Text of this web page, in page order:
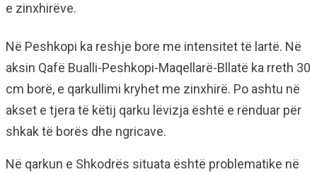
e zinxhirëve.
Në Peshkopi ka reshje bore me intensitet të lartë. Në
aksin Qafë Bualli-Peshkopi-Maqellarë-Bllatë ka rreth 30
cm borë, e qarkullimi kryhet me zinxhirë. Po ashtu në
akset e tjera të këtij qarku lëvizja është e rënduar për
shkak të borës dhe ngricave.
Në qarkun e Shkodrës situata është problematike në